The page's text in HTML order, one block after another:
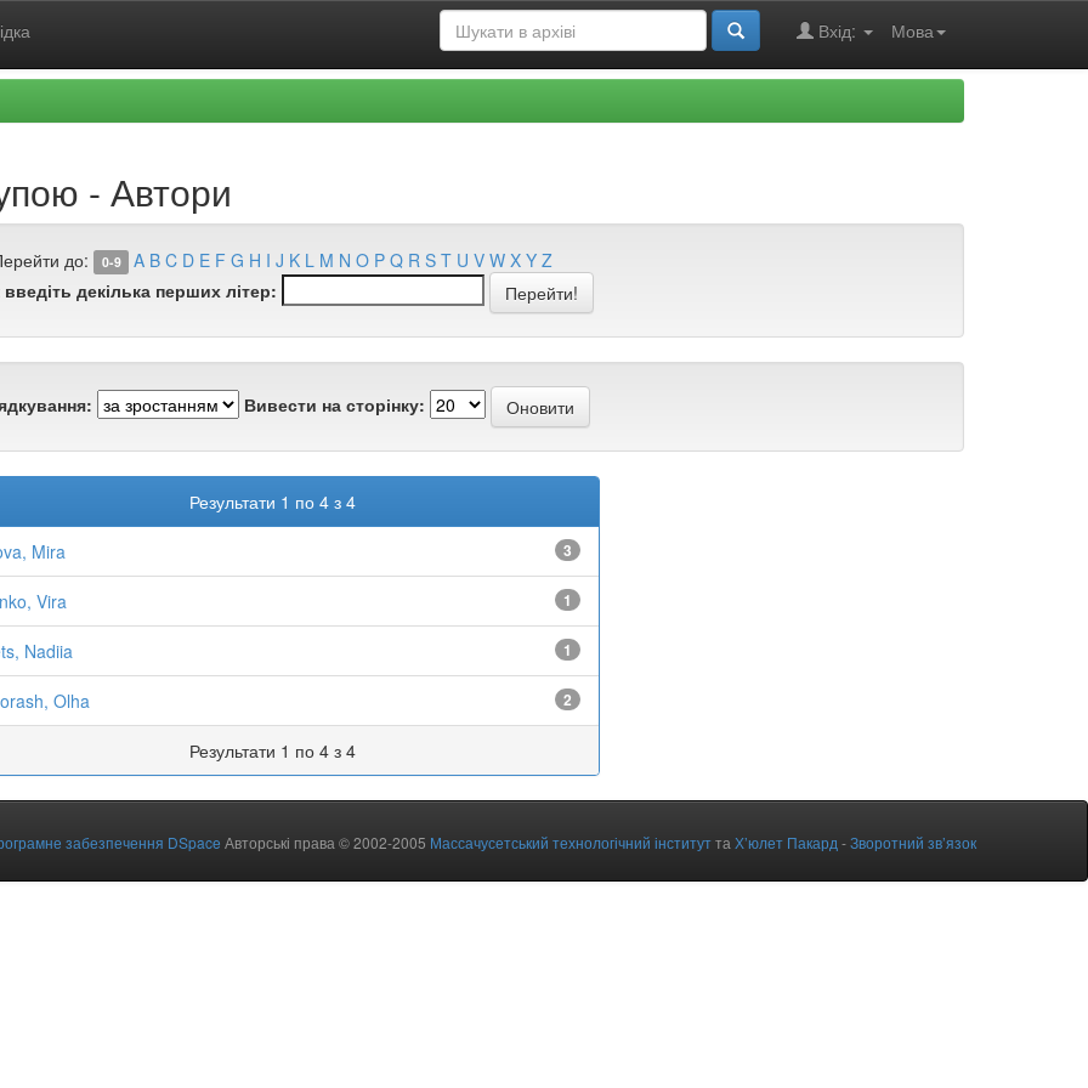
Мова
Вхід:
- Автори
до: 0-9 A B C D E F G H I J K L M N O P Q R S T U V W X Y Z
декілька перших літер:
Вивести на сторінку:
Результати 1 по 4 з 4
Mira 3
Vira 1
Nadiia 1
Olha 2
Результати 1 по 4 з 4
забезпечення DSpace Авторські права © 2002-2005 Массачусетський технологічний інститутта Х’юлет Пакард -Зворотний зв’язок